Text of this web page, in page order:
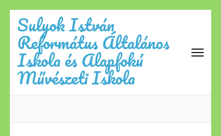
content
(Press
Enter)
Sulyok István
Református Általános
Iskola és Alapfokú
Művészeti Iskola